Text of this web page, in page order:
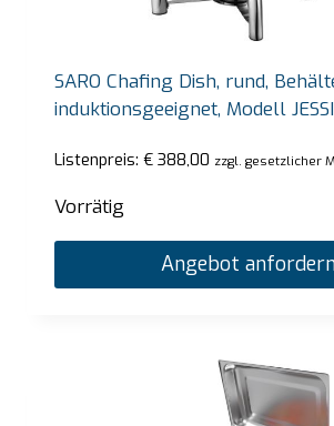
SARO Chafing Dish, rund,
induktionsgeeignet, Modell
Listenpreis: €388,00 zzgl. gesetzlicher
Vorrätig
Angebot